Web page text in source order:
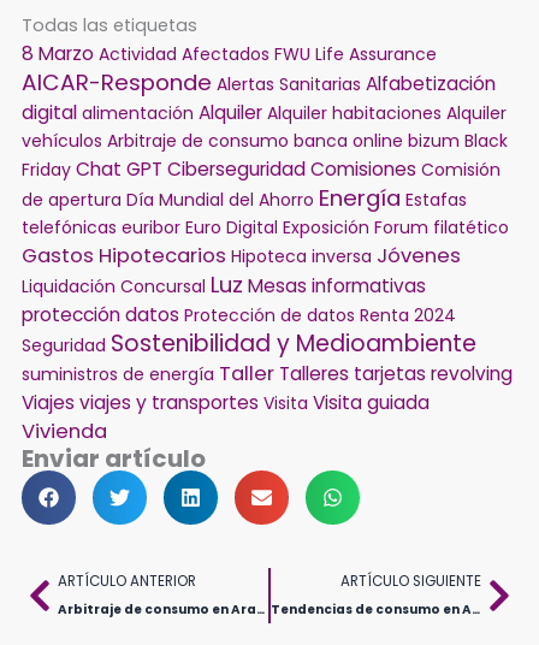
Todas las etiquetas
8 Marzo Actividad Afectados FWU Life Assurance
AICAR-Responde Alertas Sanitarias Alfabetización
digital alimentación Alquiler Alquiler habitaciones Alquiler
vehículos Arbitraje de consumo banca online bizum Black
Friday Chat GPT CiberseguridadComisiones Comisión
de apertura Día Mundial del Ahorro Energía Estafas
telefónicas euribor Euro Digital Exposición Forum filatético
Gastos Hipotecarios Hipoteca inversa Jóvenes
Liquidación Concursal Luz Mesas informativas
protección datos Protección de datos Renta 2024
Seguridad Sostenibilidad y Medioambiente
suministros de energía Taller Talleres tarjetas revolving
Viajes viajes y transportes Visita Visita guiada
Vivienda
Enviar artículo
AntARTÍCULO ANTERIOR
Arbitraje de consumo en Aragón. Recursos autonómicos para resolver conflictos
ARTÍCULO SIGUIENTE
Tendencias de consumo en Aragón en 2025: Cambios en hábitos de compras tras la pandemia y digitalización